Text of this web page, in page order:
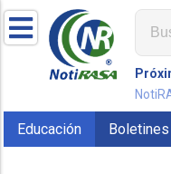
Educación Boletines